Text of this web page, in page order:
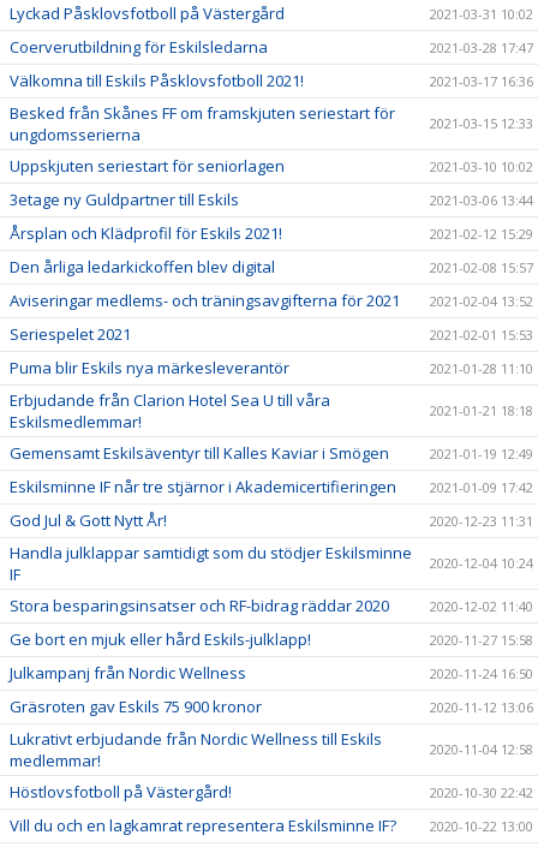
Lyckad Påsklovsfotboll på Västergård 2021-03-31 10:02
Coerverutbildning för Eskilsledarna 2021-03-28 17:47
Välkomna till Eskils Påsklovsfotboll 2021! 2021-03-17 16:36
Besked från Skånes FF om framskjuten seriestart för
ungdomsserierna
2021-03-15 12:33
Uppskjuten seriestart för seniorlagen 2021-03-10 10:02
3etage ny Guldpartner till Eskils 2021-03-06 13:44
Årsplan och Klädprofil för Eskils 2021! 2021-02-12 15:29
Den årliga ledarkickoffen blev digital 2021-02-08 15:57
Aviseringar medlems- och träningsavgifterna för 2021 2021-02-04 13:52
Seriespelet 2021 2021-02-01 15:53
Puma blir Eskils nya märkesleverantör 2021-01-28 11:10
Erbjudande från Clarion Hotel Sea U till våra
Eskilsmedlemmar!
2021-01-21 18:18
Gemensamt Eskilsäventyr till Kalles Kaviar i Smögen 2021-01-19 12:49
Eskilsminne IF når tre stjärnor i Akademicertifieringen 2021-01-09 17:42
God Jul & Gott Nytt År! 2020-12-23 11:31
Handla julklappar samtidigt som du stödjer Eskilsminne
IF
2020-12-04 10:24
Stora besparingsinsatser och RF-bidrag räddar 2020 2020-12-02 11:40
Ge bort en mjuk eller hård Eskils-julklapp! 2020-11-27 15:58
Julkampanj från Nordic Wellness 2020-11-24 16:50
Gräsroten gav Eskils 75 900 kronor 2020-11-12 13:06
Lukrativt erbjudande från Nordic Wellness till Eskils
medlemmar!
2020-11-04 12:58
Höstlovsfotboll på Västergård! 2020-10-30 22:42
Vill du och en lagkamrat representera Eskilsminne IF? 2020-10-22 13:00